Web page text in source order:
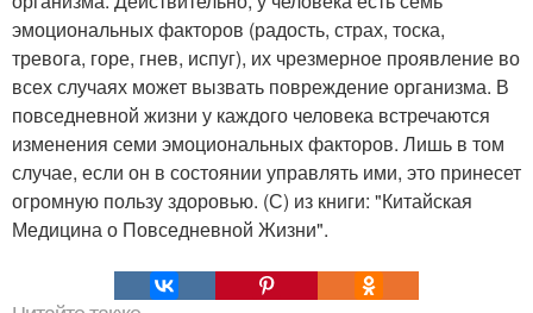
эмоциональных факторов (радость, страх, тоска,
тревога, горе, гнев, испуг), их чрезмерное проявление во
всех случаях может вызвать повреждение организма. В
повседневной жизни у каждого человека встречаются
изменения семи эмоциональных факторов. Лишь в том
случае, если он в состоянии управлять ими, это принесет
огромную пользу здоровью. (С) из книги: "Китайская
Медицина о Повседневной Жизни".